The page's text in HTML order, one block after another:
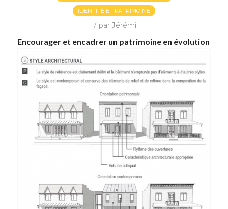
IDENTITÉ ET PATRIMOINE
/ parJérémi
Encourager et encadrer un patrimoine en évolution